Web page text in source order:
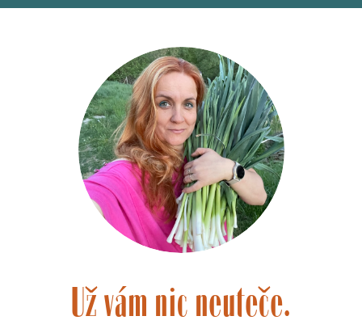
Už vám nic neuteče.